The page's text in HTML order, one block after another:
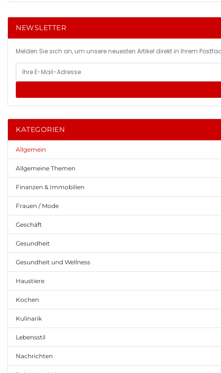
NEWSLETTER
Melden Sie sich an, um unsere neuesten Artikel direkt in Ihrem
KATEGORIEN
Allgemein
Allgemeine Themen
Finanzen & Immobilien
Frauen / Mode
Geschäft
Gesundheit
Gesundheit und Wellness
Haustiere
Kochen
Kulinarik
Lebensstil
Nachrichten